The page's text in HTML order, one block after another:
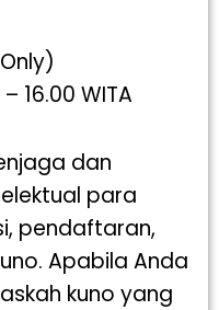
16.00 WITA
dan
para
pendaftaran,
Apabila Anda
kuno yang